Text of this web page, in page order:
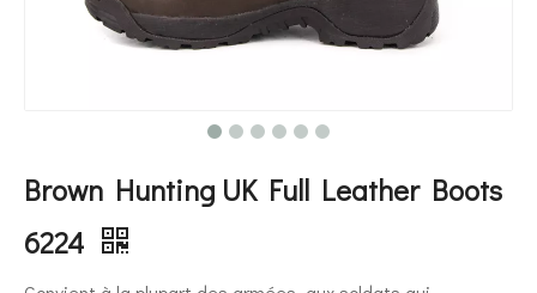
Brown Hunting UK Full Leather Boots
6224